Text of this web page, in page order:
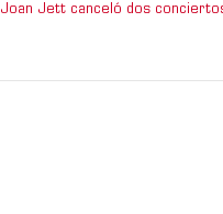
Joan Jett canceló dos